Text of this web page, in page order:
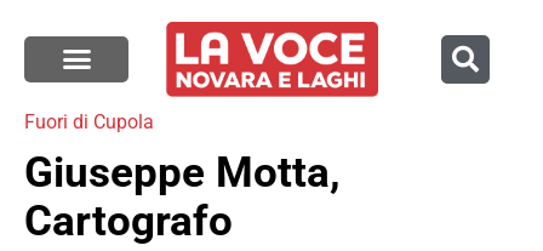
Fuori di Cupola
Giuseppe Motta,
Cartografo